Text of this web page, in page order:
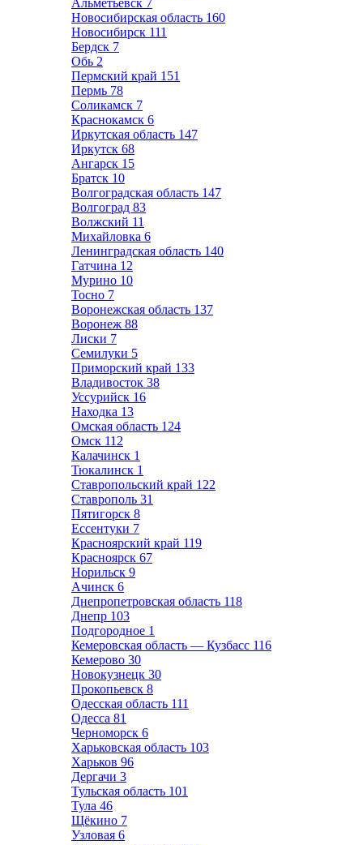
Альметьевск 7
Новосибирская область 160
Новосибирск 111
Бердск 7
Обь 2
Пермский край 151
Пермь 78
Соликамск 7
Краснокамск 6
Иркутская область 147
Иркутск 68
Ангарск 15
Братск 10
Волгоградская область 147
Волгоград 83
Волжский 11
Михайловка 6
Ленинградская область 140
Гатчина 12
Мурино 10
Тосно 7
Воронежская область 137
Воронеж 88
Лиски 7
Семилуки 5
Приморский край 133
Владивосток 38
Уссурийск 16
Находка 13
Омская область 124
Омск 112
Калачинск 1
Тюкалинск 1
Ставропольский край 122
Ставрополь 31
Пятигорск 8
Ессентуки 7
Красноярский край 119
Красноярск 67
Норильск 9
Ачинск 6
Днепропетровская область 118
Днепр 103
Подгородное 1
Кемеровская область — Кузбасс 116
Кемерово 30
Новокузнецк 30
Прокопьевск 8
Одесская область 111
Одесса 81
Черноморск 6
Харьковская область 103
Харьков 96
Дергачи 3
Тульская область 101
Тула 46
Щёкино 7
Узловая 6